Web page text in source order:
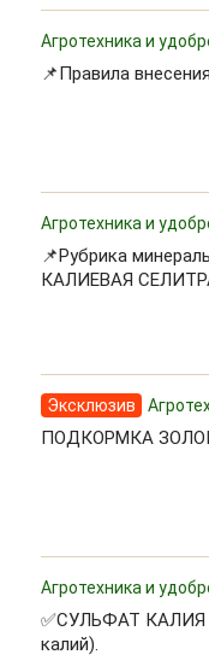
Агротехника и
📌Правила
Агротехника и
📌Рубрика
КАЛИЕВАЯ
Эксклюзив
ПОДКОРМКА
Агротехника и
✅СУЛЬФАТ КАЛИЯ
калий).